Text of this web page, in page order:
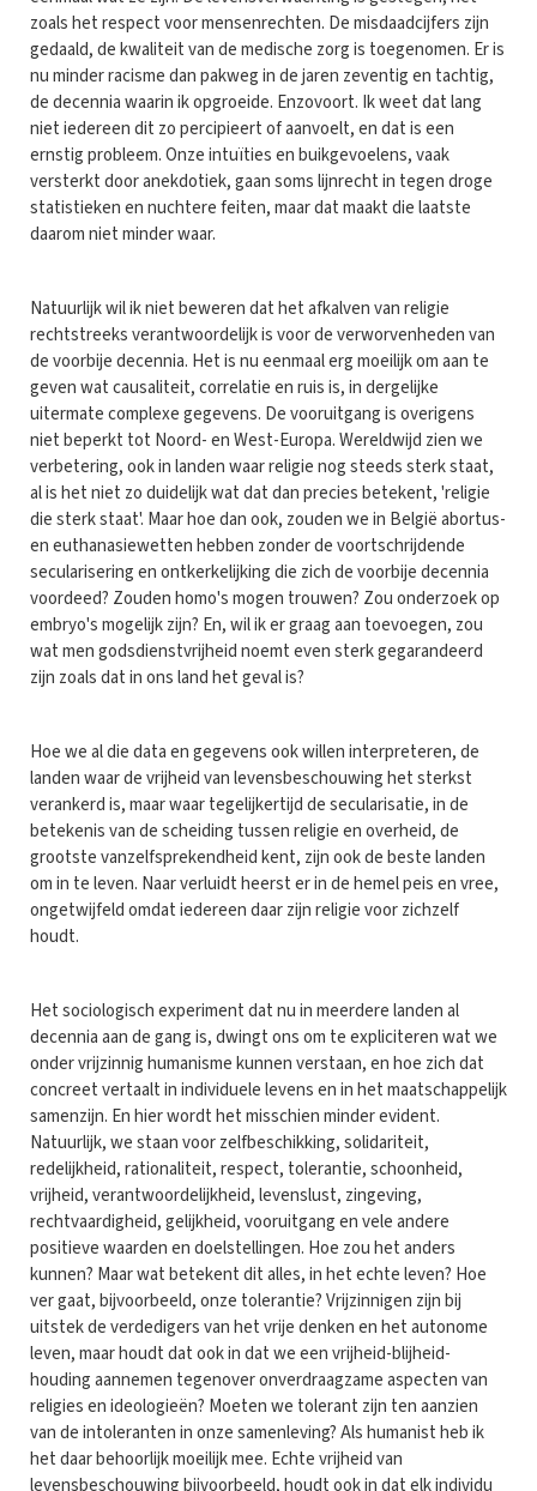
zoals het respect voor mensenrechten. De misdaadcijfers zijn
gedaald, de kwaliteit van de medische zorg is toegenomen. Er is
nu minder racisme dan pakweg in de jaren zeventig en tachtig,
de decennia waarin ik opgroeide. Enzovoort. Ik weet dat lang
niet iedereen dit zo percipieert of aanvoelt, en dat is een
ernstig probleem. Onze intuïties en buikgevoelens, vaak
versterkt door anekdotiek, gaan soms lijnrecht in tegen droge
statistieken en nuchtere feiten, maar dat maakt die laatste
daarom niet minder waar.
Natuurlijk wil ik niet beweren dat het afkalven van religie
rechtstreeks verantwoordelijk is voor de verworvenheden van
de voorbije decennia. Het is nu eenmaal erg moeilijk om aan te
geven wat causaliteit, correlatie en ruis is, in dergelijke
uitermate complexe gegevens. De vooruitgang is overigens
niet beperkt tot Noord- en West-Europa. Wereldwijd zien we
verbetering, ook in landen waar religie nog steeds sterk staat,
al is het niet zo duidelijk wat dat dan precies betekent, 'religie
die sterk staat'. Maar hoe dan ook, zouden we in België abortus-
en euthanasiewetten hebben zonder de voortschrijdende
secularisering en ontkerkelijking die zich de voorbije decennia
voordeed? Zouden homo's mogen trouwen? Zou onderzoek op
embryo's mogelijk zijn? En, wil ik er graag aan toevoegen, zou
wat men godsdienstvrijheid noemt even sterk gegarandeerd
zijn zoals dat in ons land het geval is?
Hoe we al die data en gegevens ook willen interpreteren, de
landen waar de vrijheid van levensbeschouwing het sterkst
verankerd is, maar waar tegelijkertijd de secularisatie, in de
betekenis van de scheiding tussen religie en overheid, de
grootste vanzelfsprekendheid kent, zijn ook de beste landen
om in te leven. Naar verluidt heerst er in de hemel peis en vree,
ongetwijfeld omdat iedereen daar zijn religie voor zichzelf
houdt.
Het sociologisch experiment dat nu in meerdere landen al
decennia aan de gang is, dwingt ons om te expliciteren wat we
onder vrijzinnig humanisme kunnen verstaan, en hoe zich dat
concreet vertaalt in individuele levens en in het maatschappelijk
samenzijn. En hier wordt het misschien minder evident.
Natuurlijk, we staan voor zelfbeschikking, solidariteit,
redelijkheid, rationaliteit, respect, tolerantie, schoonheid,
vrijheid, verantwoordelijkheid, levenslust, zingeving,
rechtvaardigheid, gelijkheid, vooruitgang en vele andere
positieve waarden en doelstellingen. Hoe zou het anders
kunnen? Maar wat betekent dit alles, in het echte leven? Hoe
ver gaat, bijvoorbeeld, onze tolerantie? Vrijzinnigen zijn bij
uitstek de verdedigers van het vrije denken en het autonome
leven, maar houdt dat ook in dat we een vrijheid-blijheid-
houding aannemen tegenover onverdraagzame aspecten van
religies en ideologieën? Moeten we tolerant zijn ten aanzien
van de intoleranten in onze samenleving? Als humanist heb ik
het daar behoorlijk moeilijk mee. Echte vrijheid van
levensbeschouwing bijvoorbeeld, houdt ook in dat elk individu